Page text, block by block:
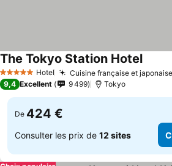
5 Étoiles Hotel Cuisine française et
The Tokyo Station Hotel
9,4 Excellent 9 499 Tokyo
De 424 €
Consulter les prix de 12 sites